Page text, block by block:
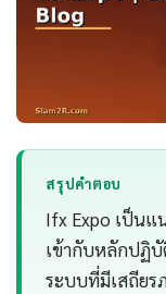
สรุปคำตอบ
Ifx Expo เป็นแ
เข้ากับหลักปฏิบั
ระบบที่มีเสถียร